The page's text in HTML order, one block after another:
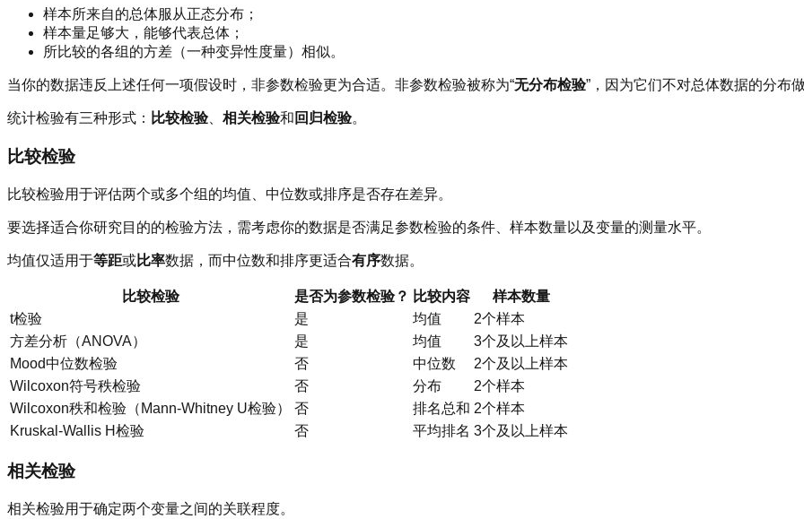
样本所来自的总体服从正态分布；
样本量足够大，能够代表总体；
所比较的各组的方差（一种变异性度量）相似。
当你的数据违反上述任何一项假设时，非参数检验更为合适。非参数检验被称为“无分布检验”，因为它们不对总体数据的分布
统计检验有三种形式： 比较检验、 相关检验和 回归检验。
比较检验
比较检验用于评估两个或多个组的均值、中位数或排序是否存在差异。
要选择适合你研究目的的检验方法，需考虑你的数据是否满足参数检验的条件、样本数量以及变量的测量水平。
均值仅适用于等距或比率数据，而中位数和排序更适合有序数据。
比较检验 是否为参数检验？ 比较内容
样本数量
t检验
是 均值
2个样本
方差分析（ANOVA）
是 均值
3个及以上样本
Mood中位数检验
否 中位数
2个及以上样本
Wilcoxon符号秩检验
否 分布
2个样本
Wilcoxon秩和检验（Mann-Whitney U检验）
否 排名总和 2个样本
Kruskal-Wallis H检验
否 平均排名 3个及以上样本
相关检验
相关检验用于确定两个变量之间的关联程度。